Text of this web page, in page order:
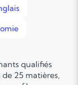
qualifiés
25 matières,